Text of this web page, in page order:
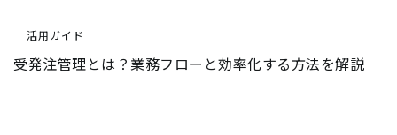
活用ガイド
受発注管理とは？業務フローと効率化する方法を解説